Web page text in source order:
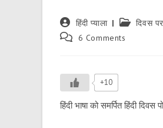
Post
author:
हिंदी प्याला
Post
category:
दिवस
Post 6 Comments
+10
हिंदी भाषा को समर्पित हिंदी